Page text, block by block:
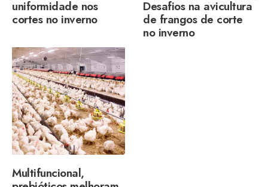
Desafios na avicultura
de frangos de corte
no inverno
uniformidade nos
cortes no inverno
Multifuncional,